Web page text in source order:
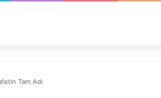
Tam Adı